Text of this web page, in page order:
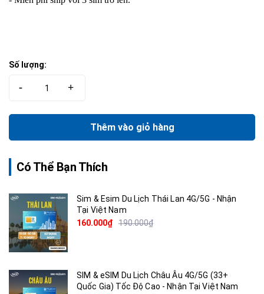
Số lượng:
- +
Thêm vào giỏ hàng
Có Thể Bạn Thích
Sim & Esim Du Lịch Thái Lan 4G/5G - Nhận
Tại Việt Nam
160.000₫ 190.000₫
SIM & eSIM Du Lịch Châu Âu 4G/5G (33+
Quốc Gia) Tốc Độ Cao - Nhận Tại Việt Nam